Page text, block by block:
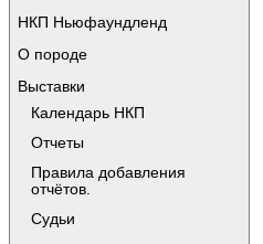
НКП Ньюфаундленд
О породе
Выставки
Календарь НКП
Отчеты
Правила добавления
отчётов.
Судьи